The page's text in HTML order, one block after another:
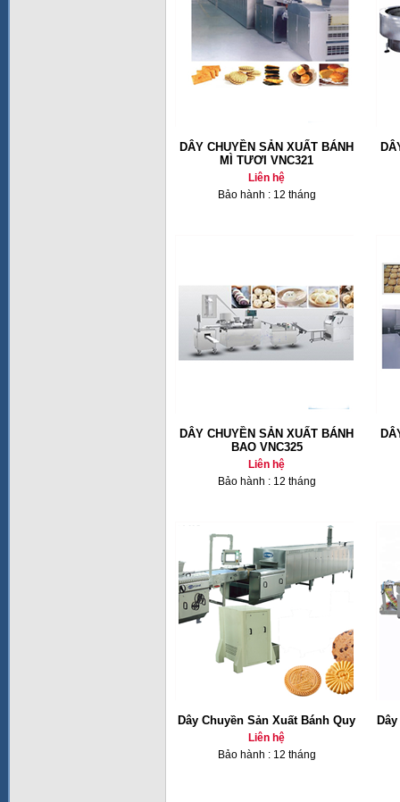
DÂY CHUYỀN SẢN XUẤT BÁNH
MÌ TƯƠI VNC321
Liên hệ
Bảo hành : 12 tháng
DÂY CHUYỀN SẢN XUẤT BÁNH
BAO VNC325
Liên hệ
Bảo hành : 12 tháng
Dây Chuyền Sản Xuất Bánh Quy
Liên hệ
Bảo hành : 12 tháng